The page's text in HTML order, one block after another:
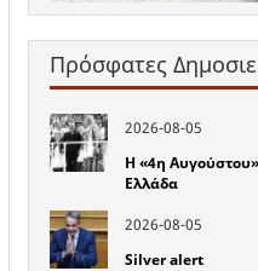
Πρόσφατες
2026-08-05
Η «4η
Ελλάδα
2026-08-05
Silver alert